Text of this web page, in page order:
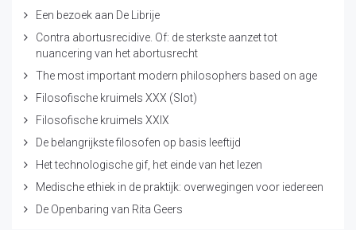
Een bezoek aan De Librije
Contra abortusrecidive. Of: de sterkste aanzet tot
nuancering van het abortusrecht
The most important modern philosophers based on age
Filosofische kruimels XXX (Slot)
Filosofische kruimels XXIX
De belangrijkste filosofen op basis leeftijd
Het technologische gif, het einde van het lezen
Medische ethiek in de praktijk: overwegingen voor iedereen
De Openbaring van Rita Geers